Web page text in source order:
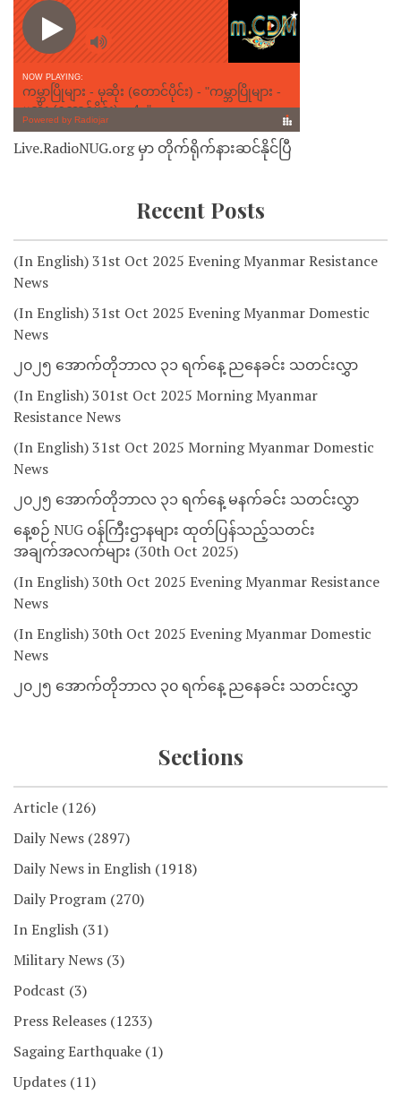
Live.RadioNUG.org မှာ တိုက်ရိုက်နားဆင်နိုင်ပြီ
Recent Posts
(In English) 31st Oct 2025 Evening Myanmar Resistance
News
(In English) 31st Oct 2025 Evening Myanmar Domestic
News
၂၀၂၅ အောက်တိုဘာလ ၃၁ ရက်နေ့ ညနေခင်း သတင်းလွှာ
(In English) 301st Oct 2025 Morning Myanmar
Resistance News
(In English) 31st Oct 2025 Morning Myanmar Domestic
News
၂၀၂၅ အောက်တိုဘာလ ၃၁ ရက်နေ့ မနက်ခင်း သတင်းလွှာ
နေ့စဉ် NUG ဝန်ကြီးဌာနများ ထုတ်ပြန်သည့်သတင်း
အချက်အလက်များ (30th Oct 2025)
(In English) 30th Oct 2025 Evening Myanmar Resistance
News
(In English) 30th Oct 2025 Evening Myanmar Domestic
News
၂၀၂၅ အောက်တိုဘာလ ၃၀ ရက်နေ့ ညနေခင်း သတင်းလွှာ
Sections
Article (126)
Daily News (2897)
Daily News in English (1918)
Daily Program (270)
In English (31)
Military News (3)
Podcast (3)
Press Releases (1233)
Sagaing Earthquake (1)
Updates (11)